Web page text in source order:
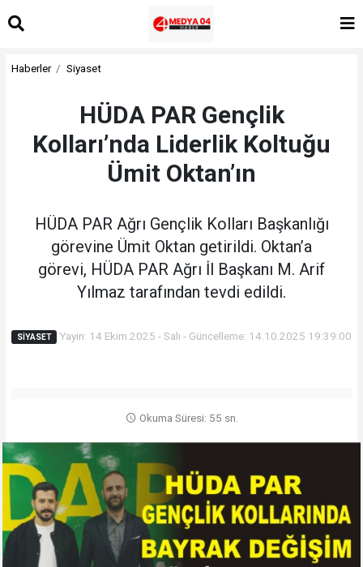
Haberler Siyaset
HÜDA PAR Gençlik
Kolları’nda Liderlik Koltuğu
Ümit Oktan’ın
HÜDA PAR Ağrı Gençlik Kolları Başkanlığı
görevine Ümit Oktan getirildi. Oktan’a
görevi, HÜDA PAR Ağrı İl Başkanı M. Arif
Yılmaz tarafından tevdi edildi.
SIYASET Yayın: 14 Ekim 2025 - Salı - Güncelleme: 14.10.2025 19:39:00
Okuma Süresi: 55 sn.